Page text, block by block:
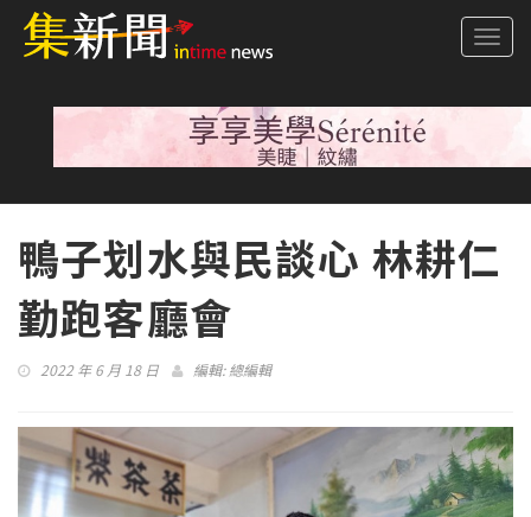
鴨子划水與民談心 林耕仁
勤跑客廳會
2022 年 6 月 18 日 編輯:總編輯